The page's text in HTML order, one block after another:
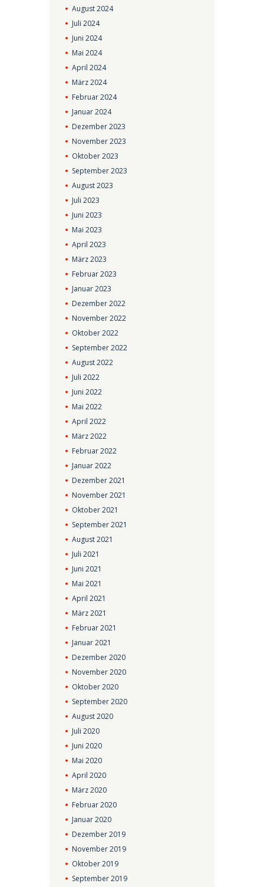
August2024
Juli2024
Juni2024
Mai2024
April2024
März2024
Februar2024
Januar2024
Dezember2023
November2023
Oktober2023
September2023
August2023
Juli2023
Juni2023
Mai2023
April2023
März2023
Februar2023
Januar2023
Dezember2022
November2022
Oktober2022
September2022
August2022
Juli2022
Juni2022
Mai2022
April2022
März2022
Februar2022
Januar2022
Dezember2021
November2021
Oktober2021
September2021
August2021
Juli2021
Juni2021
Mai2021
April2021
März2021
Februar2021
Januar2021
Dezember2020
November2020
Oktober2020
September2020
August2020
Juli2020
Juni2020
Mai2020
April2020
März2020
Februar2020
Januar2020
Dezember2019
November2019
Oktober2019
September2019